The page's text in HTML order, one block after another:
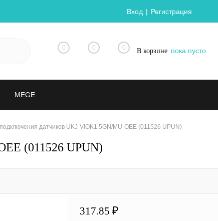
Вход Регистрация
0 0 0 В корзине пока пусто
MEGE
датчиков UKJ-VIOK1.5GN/MU-OEE (011526 UPUN)
(011526 UPUN)
317.85 ₽